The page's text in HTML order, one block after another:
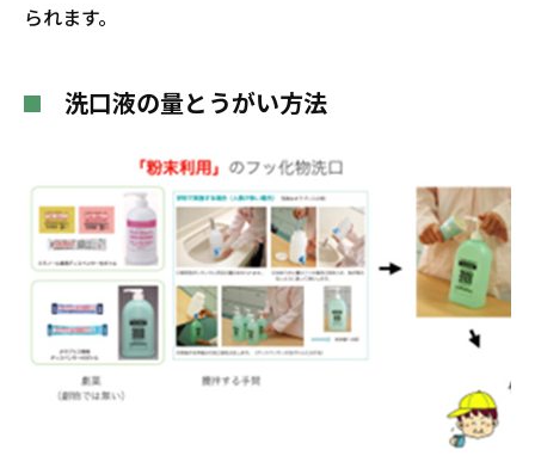
られます。
洗口液の量とうがい方法